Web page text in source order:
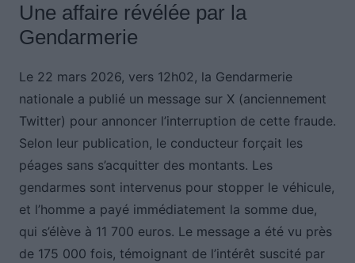
Une affaire révélée par la
Gendarmerie
Le 22 mars 2026, vers 12h02, la Gendarmerie
nationale a publié un message sur X (anciennement
Twitter) pour annoncer l’interruption de cette fraude.
Selon leur publication, le conducteur forçait les
péages sans s’acquitter des montants. Les
gendarmes sont intervenus pour stopper le véhicule,
et l’homme a payé immédiatement la somme due,
qui s’élève à 11 700 euros. Le message a été vu près
de 175 000 fois, témoignant de l’intérêt suscité par